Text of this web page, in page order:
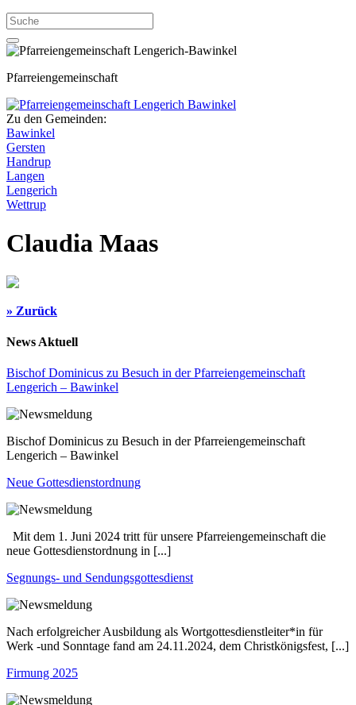
Pfarreiengemeinschaft
Zu den Gemeinden:
Bawinkel
Gersten
Handrup
Langen
Lengerich
Wettrup
Claudia Maas
» Zurück
News Aktuell
Bischof Dominicus zu Besuch in der Pfarreiengemeinschaft
Lengerich – Bawinkel
Bischof Dominicus zu Besuch in der Pfarreiengemeinschaft
Lengerich – Bawinkel
Neue Gottesdienstordnung
Mit dem 1. Juni 2024 tritt für unsere Pfarreiengemeinschaft die
neue Gottesdienstordnung in [...]
Segnungs- und Sendungsgottesdienst
Nach erfolgreicher Ausbildung als Wortgottesdienstleiter*in für
Werk -und Sonntage fand am 24.11.2024, dem Christkönigsfest, [...]
Firmung 2025